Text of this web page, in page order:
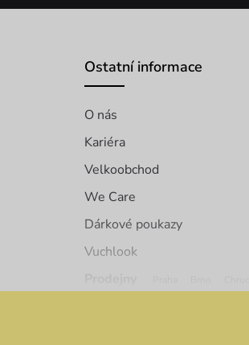
Ostatní informace
O nás
Kariéra
Velkoobchod
We Care
Dárkové poukazy
Vuchlook